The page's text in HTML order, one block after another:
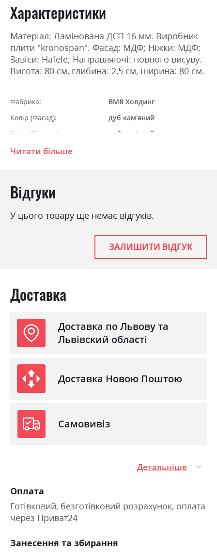
Характеристики
Матеріал: Ламінована ДСП 16 мм. Виробник
плити "kronospan". Фасад: МДФ; Ніжки: МДФ;
Завіси: Hafele; Направляючі: повного висуву.
Висота: 80 см, глибина: 2,5 см, ширина: 80 см.
Фабрика:
ВМВ Холдинг
Колір (Фасад):
дуб кам'яний
Колір (Корпус):
дуб кам'яний
Колір матеріалу
Читати більше
Відгуки
У цього товару ще немає відгуків.
ЗАЛИШИТИ ВІДГУК
Доставка
Доставка по Львову та
Львівский області
Доставка Новою Поштою
Самовивіз
Детальніше
Оплата
Готівковий, безготівковий розрахунок, оплата
через Приват24
Занесення та збирання